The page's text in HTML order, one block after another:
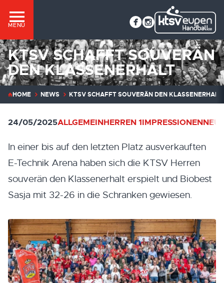
MENÜ
KTSV SCHAFFT SOUVERÄN
DEN KLASSENERHALT
HOME NEWS KTSV SCHAFFT SOUVERÄN DEN KLASSENERHALT
24/05/2025ALLGEMEINHERREN 1IMPRESSIONEN
In einer bis auf den letzten Platz ausverkauften
E-Technik Arena haben sich die KTSV Herren
souverän den Klassenerhalt erspielt und Biobest
Sasja mit 32-26 in die Schranken gewiesen.